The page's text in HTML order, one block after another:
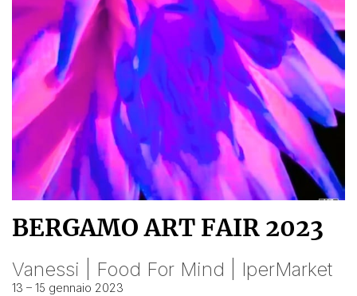
BERGAMO ART FAIR 2023
Vanessi | Food For Mind | IperMarket
13 – 15 gennaio 2023